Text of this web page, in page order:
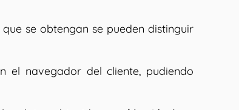
se obtengan se pueden distinguir
el navegador del cliente, pudiendo